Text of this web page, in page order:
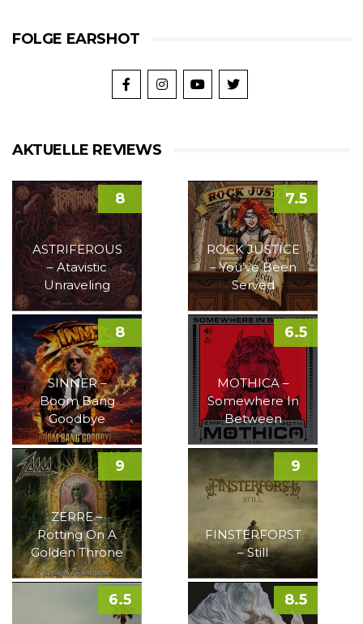
FOLGE EARSHOT
AKTUELLE REVIEWS
ASTRIFEROUS
– Atavistic
Unraveling
8
ROCK JUSTICE
– You’ve Been
Served
7.5
SINNER –
Boom Bang
Goodbye
8
MOTHICA –
Somewhere In
Between
6.5
ZERRE –
Rotting On A
Golden Throne
9
FINSTERFORST
– Still
9
6.5 8.5